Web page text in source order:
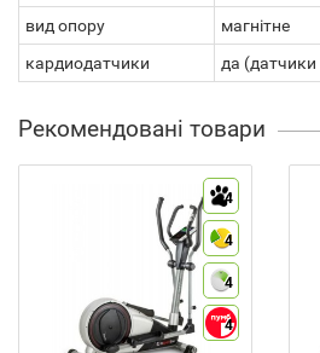
вид опору
магнітне
кардиодатчики
да (датчики
Рекомендовані товари
4
4
4
4